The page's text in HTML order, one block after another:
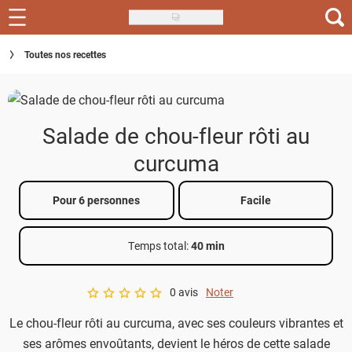
Skip
to
main
Recettes
Inspirations
Actus
Téléchargez l'app Saveurs Recettes
Index des recettes
Toutes nos recettes
Salade de chou-fleur rôti au
curcuma
Pour 6 personnes Facile
Temps total:40 min
A star rating of 0 out of 5.
0 avis Noter
Le chou-fleur rôti au curcuma, avec ses couleurs vibrantes et
ses arômes envoûtants, devient le héros de cette salade